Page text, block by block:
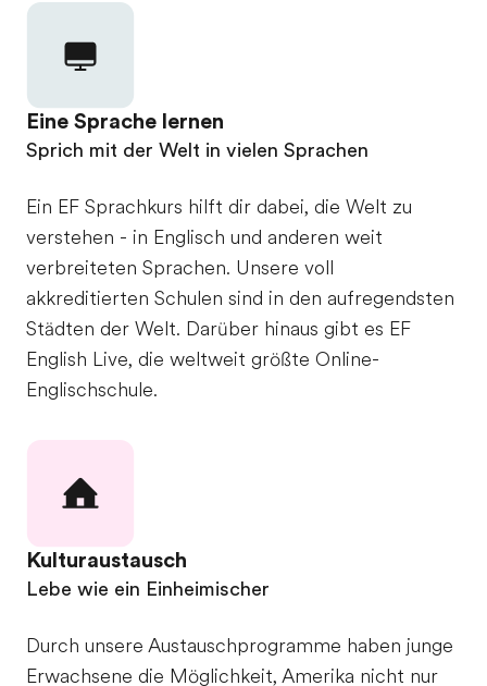
Eine Sprache lernen
Sprich mit der Welt in vielen Sprachen
Ein EF Sprachkurs hilft dir dabei, die Welt zu
verstehen - in Englisch und anderen weit
verbreiteten Sprachen. Unsere voll
akkreditierten Schulen sind in den aufregendsten
Städten der Welt. Darüber hinaus gibt es EF
English Live, die weltweit größte Online-
Englischschule.
Kulturaustausch
Lebe wie ein Einheimischer
Durch unsere Austauschprogramme haben junge
Erwachsene die Möglichkeit, Amerika nicht nur